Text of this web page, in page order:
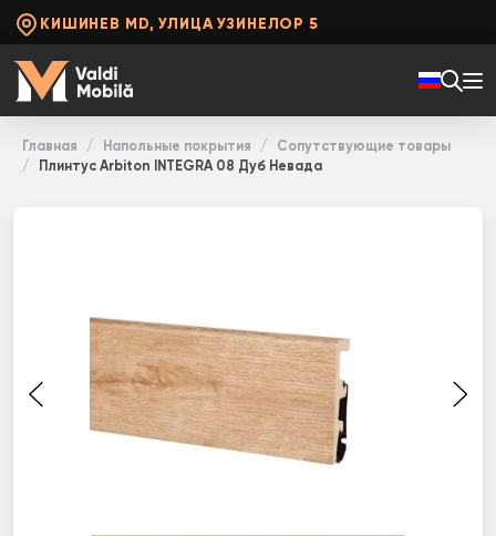
КИШИНЕВ MD, УЛИЦА УЗИНЕЛОР 5
Главная Напольные покрытия
Сопутствующие товары
Плинтус Arbiton INТЕGRА 08 Дуб Невада